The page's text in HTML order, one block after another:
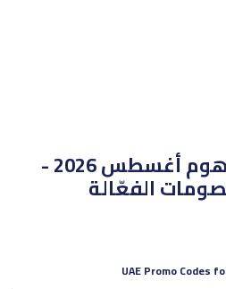
أغسطس 2026 -
الفعّالة